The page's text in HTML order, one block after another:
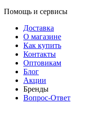
Помощь и сервисы
Доставка
О магазине
Как купить
Контакты
Оптовикам
Блог
Акции
Бренды
Вопрос-Ответ